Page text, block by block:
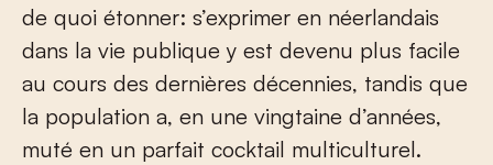
de quoi étonner: s’exprimer en néerlandais
dans la vie publique y est devenu plus facile
au cours des dernières décennies, tandis que
la population a, en une vingtaine d’années,
muté en un parfait cocktail multiculturel.